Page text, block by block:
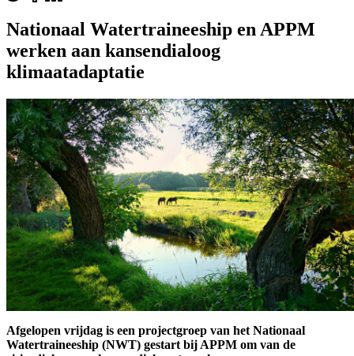
Nationaal Watertraineeship en APPM
werken aan kansendialoog
klimaatadaptatie
Afgelopen vrijdag is een projectgroep van het Nationaal
Watertraineeship (NWT) gestart bij APPM om van de